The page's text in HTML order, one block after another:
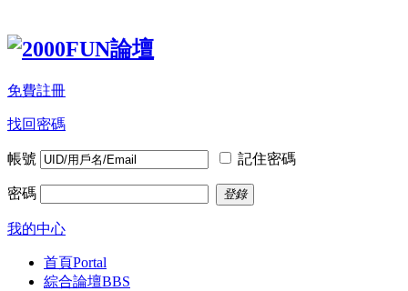
免費註冊
找回密碼
帳號 記住密碼
密碼 登錄
我的中心
首頁Portal
綜合論壇BBS